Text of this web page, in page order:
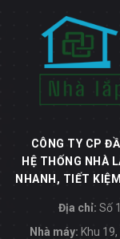
CÔNG TY CP
HỆ THỐNG NHÀ
NHANH, TIẾT
Địa chỉ: Số
Nhà máy: Khu